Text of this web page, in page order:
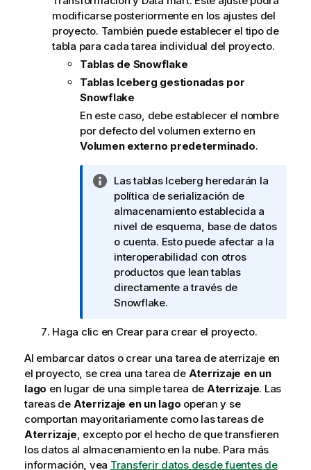
modificarse posteriormente en los ajustes del
proyecto. También puede establecer el tipo de
tabla para cada tarea individual del proyecto.
Tablas de Snowflake
Tablas Iceberg gestionadas por
Snowflake
En este caso, debe establecer el nombre
por defecto del volumen externo en
Volumen externo predeterminado.
N
o
t
a
i
n
f
o
r
a
i
v
a
Las tablas Iceberg heredarán la
política de serialización de
almacenamiento establecida a
nivel de esquema, base de datos
o cuenta. Esto puede afectar a la
interoperabilidad con otros
productos que lean tablas
directamente a través de
Snowflake.
Haga clic en Crear para crear el proyecto.
Al embarcar datos o crear una tarea de aterrizaje en
el proyecto, se crea una tarea de Aterrizaje en un
lago en lugar de una simple tarea de Aterrizaje. Las
tareas de Aterrizaje en un lago operan y se
comportan mayoritariamente como las tareas de
Aterrizaje, excepto por el hecho de que transfieren
los datos al almacenamiento en la nube. Para más
información, vea Transferir datos desde fuentes de